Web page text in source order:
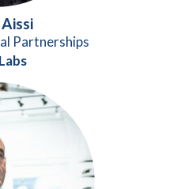
Partnerships